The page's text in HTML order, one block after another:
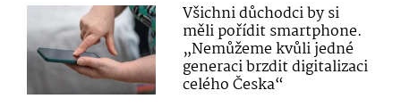
Všichni důchodci by si
měli pořídit smartphone.
„Nemůžeme kvůli jedné
generaci brzdit digitalizaci
celého Česka“